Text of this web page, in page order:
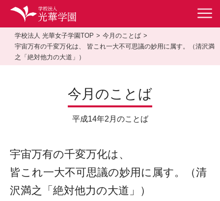
学校法人 光華女子学園TOP
今月のことば
宇宙万有の千変万化は、 皆これ一大不可思議の妙用に属す。（清沢満
之「絶対他力の大道」）
今月のことば
平成14年2月のことば
宇宙万有の千変万化は、
皆これ一大不可思議の妙用に属す。（清
沢満之「絶対他力の大道」）